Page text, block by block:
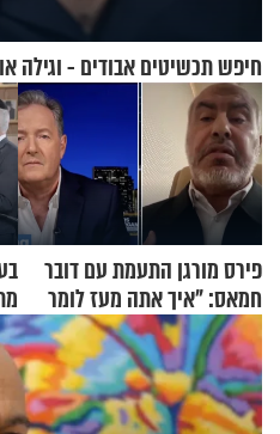
חיפש תכשיטים אבודים - וגילה אוצר בן
פירס מורגן התעמת עם דובר
חמאס: "איך אתה מעז לומר
שלא ביצעתם פשעי מלחמה?!"